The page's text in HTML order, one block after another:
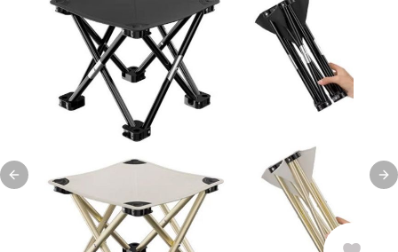
Previous slide